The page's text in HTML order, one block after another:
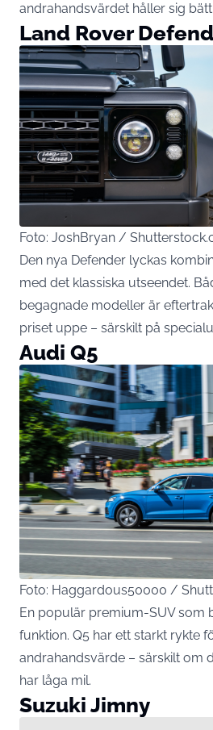
andrahandsvärdet håller sig
Land Rover
Foto: JoshBryan /
Den nya Defender lyckas
med det klassiska utseendet.
begagnade modeller är
priset uppe – särskilt på
Audi Q5
Foto: Haggardous50000 /
En populär premium-SUV som
funktion. Q5 har ett starkt rykte
andrahandsvärde – särskilt om
har låga mil.
Suzuki Jimny